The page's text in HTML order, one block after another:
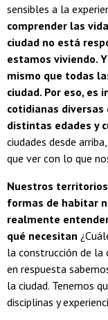
sensibles a la
comprender las
ciudad no está
estamos viviendo.
mismo que todas
ciudad. Por eso, es
cotidianas diversas
distintas edades y
ciudades desde
que ver con lo que
Nuestros
formas de habitar
realmente
qué necesitan
la construcción de la
en respuesta
la ciudad. Tenemos
disciplinas y